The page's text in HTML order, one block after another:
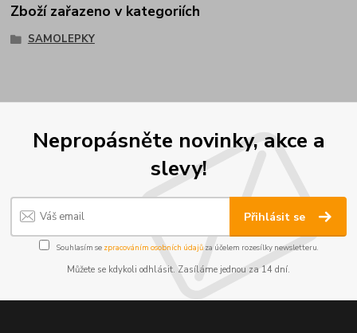
Zboží zařazeno v kategoriích
SAMOLEPKY
Nepropásněte novinky, akce a
slevy!
Přihlásit se
Souhlasím se zpracováním osobních údajůza účelem rozesílky newsletteru.
Můžete se kdykoli odhlásit. Zasíláme jednou za 14 dní.